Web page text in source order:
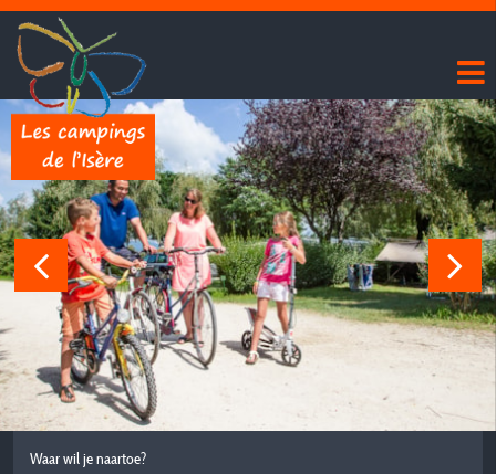
Waar wil je naartoe?